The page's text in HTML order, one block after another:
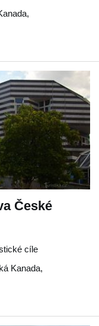
,
České
cíle
Kanada,